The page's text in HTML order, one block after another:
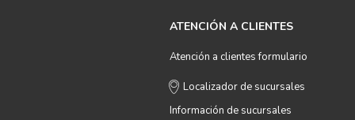
ATENCIÓN A CLIENTES
Atención a clientes formulario
Localizador de sucursales
Información de sucursales